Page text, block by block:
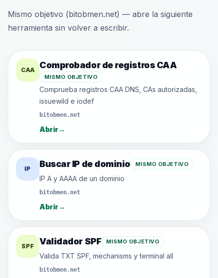
Mismo objetivo (bitobmen.net) — abre la siguiente
herramienta sin volver a escribir.
CAA Comprobador de registros CAA
MISMO OBJETIVO
Comprueba registros CAA DNS, CAs autorizadas,
issuewild e iodef
bitobmen.net
Abrir→
IP Buscar IP de dominio MISMO OBJETIVO
IP A y AAAA de un dominio
bitobmen.net
Abrir→
SPF Validador SPF MISMO OBJETIVO
Valida TXT SPF, mechanisms y terminal all
bitobmen.net